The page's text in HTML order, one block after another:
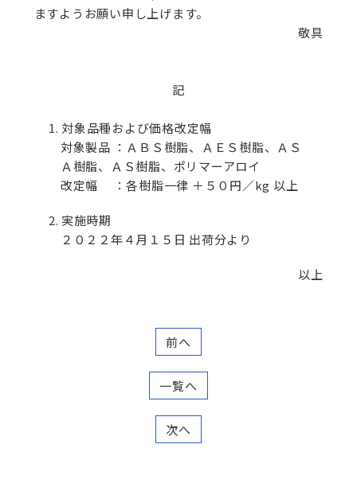
ますようお願い申し上げます。
敬具
記
1. 対象品種および価格改定幅
対象製品 ：ＡＢＳ樹脂、ＡＥＳ樹脂、ＡＳ
Ａ樹脂、ＡＳ樹脂、ポリマーアロイ
改定幅 ：各樹脂一律 ＋５０円／kg 以上
2. 実施時期
２０２２年４月１５日 出荷分より
以上
前へ
一覧へ
次へ